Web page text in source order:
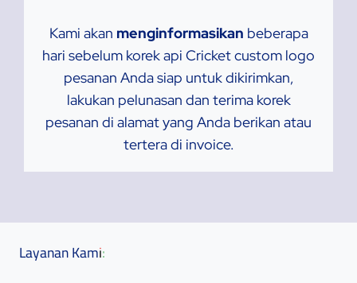
Kami akan menginformasikan beberapa
hari sebelum korek api Cricket custom logo
pesanan Anda siap untuk dikirimkan,
lakukan pelunasan dan terima korek
pesanan di alamat yang Anda berikan atau
tertera di invoice.
Layanan Kami: